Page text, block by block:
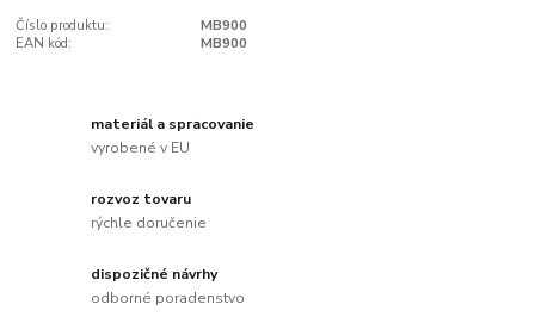
Číslo produktu:
MB900
EAN kód:
MB900
materiál a spracovanie
vyrobené v EU
rozvoz tovaru
rýchle doručenie
dispozičné návrhy
odborné poradenstvo